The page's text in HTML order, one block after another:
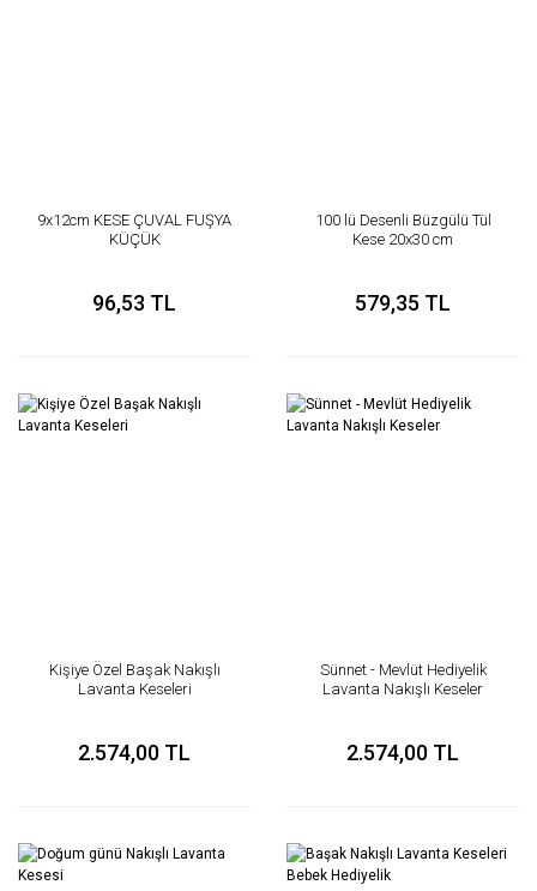
9x12cm KESE ÇUVAL FUŞYA
KÜÇÜK
96,53 TL
100 lü Desenli Büzgülü Tül
Kese 20x30 cm
579,35 TL
Kişiye Özel Başak Nakışlı
Lavanta Keseleri
2.574,00 TL
Sünnet - Mevlüt Hediyelik
Lavanta Nakışlı Keseler
2.574,00 TL